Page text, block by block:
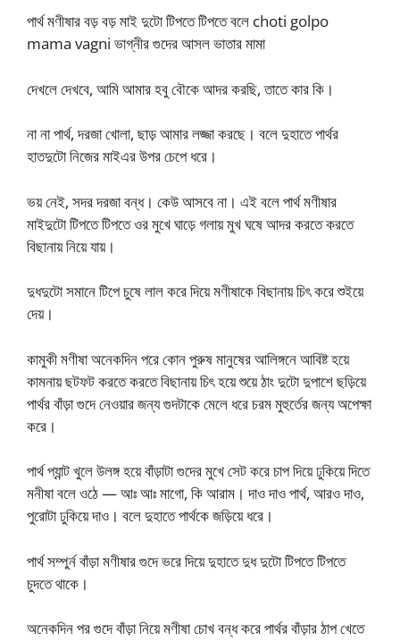
পার্থ মণীষার বড় বড় মাই দুটো টিপতে টিপতে বলে choti golpo
mama vagni ভাগ্নীর গুদের আসল ভাতার মামা
দেখলে দেখবে, আমি আমার হবু বৌকে আদর করছি, তাতে কার কি।
না না পার্থ, দরজা খোলা, ছাড় আমার লজ্জা করছে। বলে দুহাতে পার্থর
হাতদুটো নিজের মাইএর উপর চেপে ধরে।
ভয় নেই, সদর দরজা বন্ধ। কেউ আসবে না। এই বলে পার্থ মণীষার
মাইদুটো টিপতে টিপতে ওর মুখে ঘাড়ে গলায় মুখ ঘষে আদর করতে করতে
বিছানায় নিয়ে যায়।
দুধদুটো সমানে টিপে চুষে লাল করে দিয়ে মণীষাকে বিছানায় চিৎ করে শুইয়ে
দেয়।
কামুকী মণীষা অনেকদিন পরে কোন পুরুষ মানুষের আলিঙ্গনে আবিষ্ট হয়ে
কামনায় ছটফট করতে করতে বিছানায় চিৎ হয়ে শুয়ে ঠাং দুটো দুপাশে ছড়িয়ে
পার্থর বাঁড়া গুদে নেওয়ার জন্য গুদটাকে মেলে ধরে চরম মুহুর্তের জন্য অপেক্ষা
করে।
পার্থ প্যান্ট খুলে উলঙ্গ হয়ে বাঁড়াটা গুদের মুখে সেট করে চাপ দিয়ে ঢুকিয়ে দিতে
মনীষা বলে ওঠে — আঃ আঃ মাগো, কি আরাম। দাও দাও পার্থ, আরও দাও,
পুরোটা ঢুকিয়ে দাও। বলে দুহাতে পার্থকে জড়িয়ে ধরে।
পার্থ সম্পুর্ন বাঁড়া মণীষার গুদে ভরে দিয়ে দুহাতে দুধ দুটো টিপতে টিপতে
চুদতে থাকে।
অনেকদিন পর গুদে বাঁড়া নিয়ে মণীষা চোখ বন্ধ করে পার্থর বাঁড়ার ঠাপ খেতে